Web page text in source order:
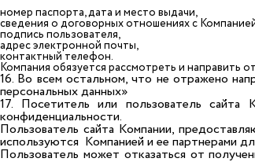
номер паспорта, дата и место выдачи,
сведения о договорных отношениях с
подпись пользователя,
адрес электронной почты,
контактный телефон.
Компания обязуется рассмотреть и направить
16. Во всем остальном, что не отражено
персональных данных»
17. Посетитель или пользователь
конфиденциальности.
Пользователь сайта Компании,
используются Компанией и ее партнерами
Пользователь может отказаться от